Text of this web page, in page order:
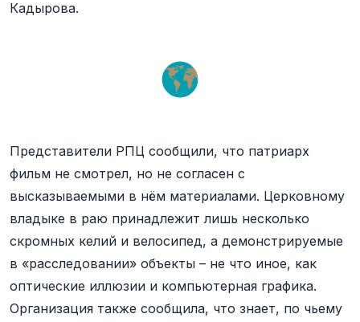
Кадырова.
Представители РПЦ сообщили, что патриарх
фильм не смотрел, но не согласен с
высказываемыми в нём материалами. Церковному
владыке в раю принадлежит лишь несколько
скромных келий и велосипед, а демонстрируемые
в «расследовании» объекты – не что иное, как
оптические иллюзии и компьютерная графика.
Организация также сообщила, что знает, по чьему